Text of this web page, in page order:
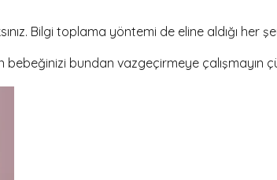
Bilgi toplama yöntemi de eline aldığı her
bebeğinizi bundan vazgeçirmeye çalışmayın